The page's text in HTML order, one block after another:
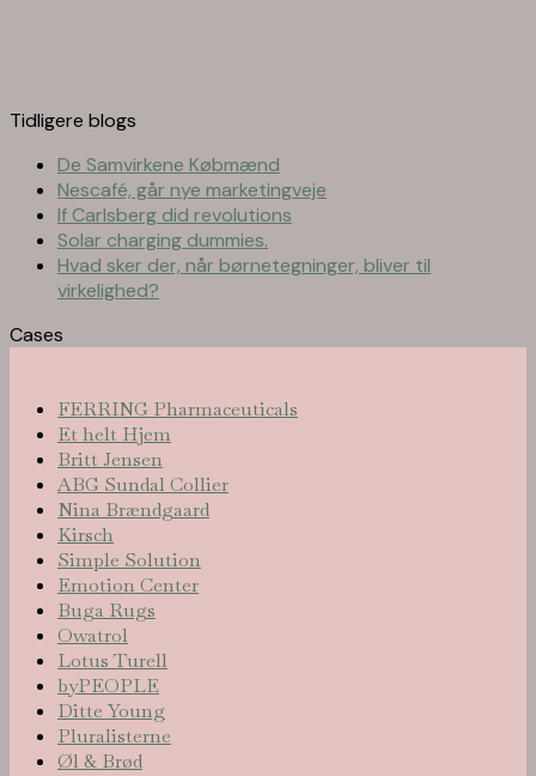
Tidligere blogs
De Samvirkene Købmænd
Nescafé, går nye marketingveje
If Carlsberg did revolutions
Solar charging dummies.
Hvad sker der, når børnetegninger, bliver til
virkelighed?
Cases
FERRING Pharmaceuticals
Et helt Hjem
Britt Jensen
ABG Sundal Collier
Nina Brændgaard
Kirsch
Simple Solution
Emotion Center
Buga Rugs
Owatrol
Lotus Turell
byPEOPLE
Ditte Young
Pluralisterne
Øl & Brød